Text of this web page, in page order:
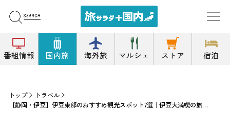
番組情報 国内旅 海外旅 マルシェ ストア 宿泊
トップ
トラベル
【静岡・伊豆】伊豆東部のおすすめ観光スポット7選｜伊豆大満喫の旅行スポットをご紹介